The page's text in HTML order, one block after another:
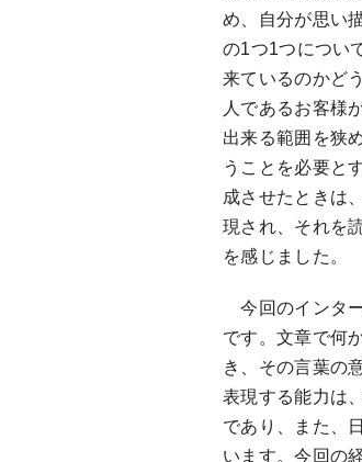
め、自分が思い
の1つ1つについ
来ているのかど
人であるお客様
出来る範囲を狭
うことを必要と
成させたときは
現され、それを
を感じました。
今回のインタ
です。文章で何
き、その言葉の
表現する能力は
であり、また、
います。今回の